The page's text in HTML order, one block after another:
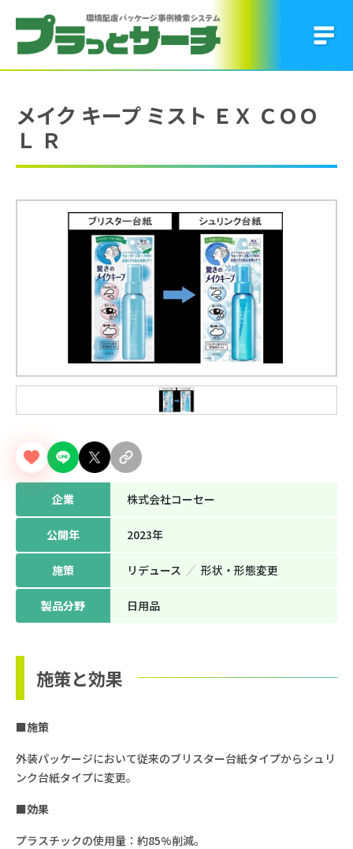
メイク キープ ミスト ＥＸ ＣＯＯ
Ｌ Ｒ
企業 株式会社コーセー
公開年 2023年
施策 リデュース 形状‧形態変更
製品分野 日用品
施策と効果
■施策
外装パッケージにおいて従来のブリスター台紙タイプからシュリ
ンク台紙タイプに変更。
■効果
プラスチックの使用量：約85%削減。